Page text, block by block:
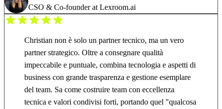
CSO & Co-founder at Lexroom.ai
Christian non è solo un partner tecnico, ma un vero
partner strategico. Oltre a consegnare qualità
impeccabile e puntuale, combina tecnologia e aspetti di
business con grande trasparenza e gestione esemplare
del team. Sa come costruire team con eccellenza
tecnica e valori condivisi forti, portando quel "qualcosa